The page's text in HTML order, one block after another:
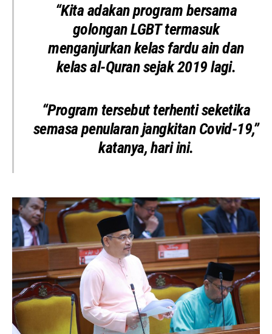
“Kita adakan program bersama
golongan LGBT termasuk
menganjurkan kelas fardu ain dan
kelas al-Quran sejak 2019 lagi.
“Program tersebut terhenti seketika
semasa penularan jangkitan Covid-19,”
katanya, hari ini.